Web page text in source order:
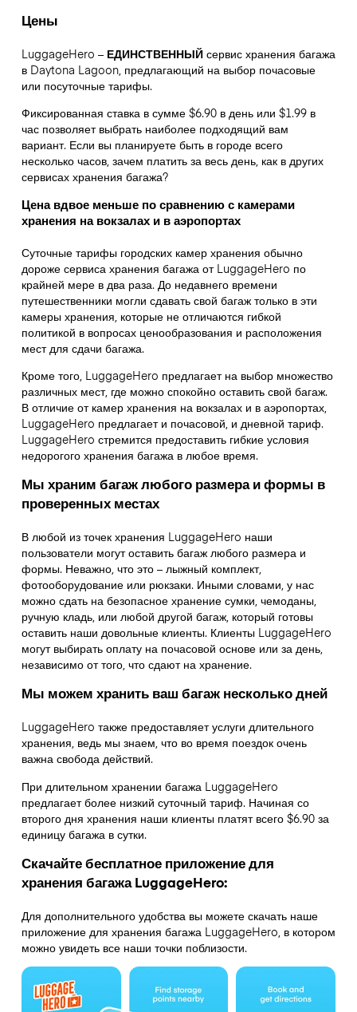
Цены
LuggageHero – ЕДИНСТВЕННЫЙсервис хранения багажа
в Daytona Lagoon, предлагающий на выбор почасовые
или посуточные тарифы.
Фиксированная ставка в сумме $6.90 в день или $1.99 в
час позволяет выбрать наиболее подходящий вам
вариант. Если вы планируете быть в городе всего
несколько часов, зачем платить за весь день, как в других
сервисах хранения багажа?
Цена вдвое меньше по сравнению с камерами
хранения на вокзалах и в аэропортах
Суточные тарифы городских камер хранения обычно
дороже сервиса хранения багажа от LuggageHero по
крайней мере в два раза. До недавнего времени
путешественники могли сдавать свой багаж только в эти
камеры хранения, которые не отличаются гибкой
политикой в вопросах ценообразования и расположения
мест для сдачи багажа.
Кроме того, LuggageHero предлагает на выбор множество
различных мест, где можно спокойно оставить свой багаж.
В отличие от камер хранения на вокзалах и в аэропортах,
LuggageHero предлагает и почасовой, и дневной тариф.
LuggageHero стремится предоставить гибкие условия
недорогого хранения багажа в любое время.
Мы храним багаж любого размера и формы в
проверенных местах
В любой из точек хранения LuggageHero наши
пользователи могут оставить багаж любого размера и
формы. Неважно, что это – лыжный комплект,
фотооборудование или рюкзаки. Иными словами, у нас
можно сдать на безопасное хранение сумки, чемоданы,
ручную кладь, или любой другой багаж, который готовы
оставить наши довольные клиенты. Клиенты LuggageHero
могут выбирать оплату на почасовой основе или за день,
независимо от того, что сдают на хранение.
Мы можем хранить ваш багаж несколько дней
LuggageHero также предоставляет услуги длительного
хранения, ведь мы знаем, что во время поездок очень
важна свобода действий.
При длительном хранении багажа LuggageHero
предлагает более низкий суточный тариф. Начиная со
второго дня хранения наши клиенты платят всего $6.90 за
единицу багажа в сутки.
Скачайте бесплатное приложение для
хранения багажа LuggageHero:
Для дополнительного удобства вы можете скачать наше
приложение для хранения багажа LuggageHero, в котором
можно увидеть все наши точки поблизости.